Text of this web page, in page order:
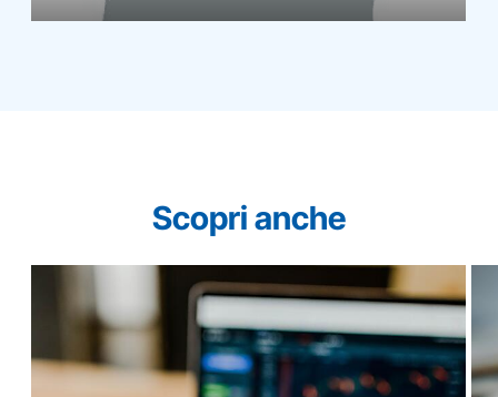
Scopri anche